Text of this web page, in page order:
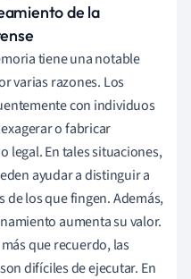
de la
tiene una notable
varias razones. Los
con individuos
o fabricar
legal. En tales situaciones,
ayudar a distinguir a
los que fingen. Además,
aumenta su valor.
que recuerdo, las
difíciles de ejecutar. En